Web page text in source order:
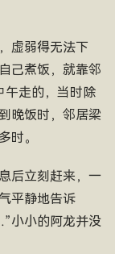
虚弱得无法下
己煮饭，就靠邻
午走的，当时除
晚饭时，邻居梁
时。
后立刻赶来，一
平静地告诉
小小的阿龙并没